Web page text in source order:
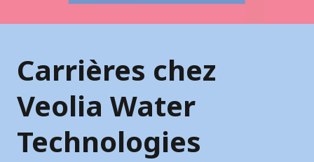
Carrières chez
Veolia Water
Technologies